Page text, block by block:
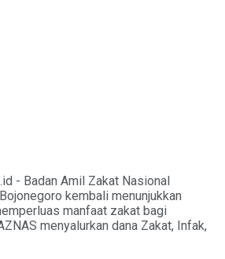
- Badan Amil Zakat Nasional
kembali menunjukkan
manfaat zakat bagi
menyalurkan dana Zakat, Infak,